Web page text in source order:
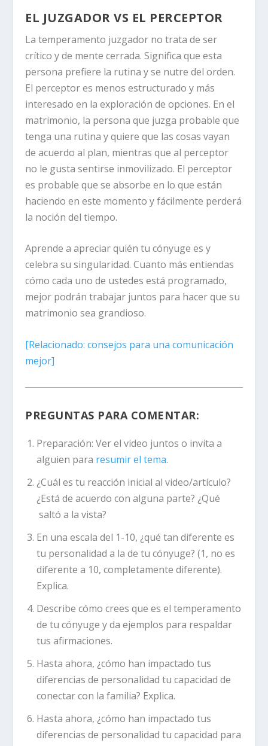
EL JUZGADOR VS EL PERCEPTOR
La temperamento juzgador no trata de ser
crítico y de mente cerrada. Significa que esta
persona prefiere la rutina y se nutre del orden.
El perceptor es menos estructurado y más
interesado en la exploración de opciones. En el
matrimonio, la persona que juzga probable que
tenga una rutina y quiere que las cosas vayan
de acuerdo al plan, mientras que al perceptor
no le gusta sentirse inmovilizado. El perceptor
es probable que se absorbe en lo que están
haciendo en este momento y fácilmente perderá
la noción del tiempo.
Aprende a apreciar quién tu cónyuge es y
celebra su singularidad. Cuanto más entiendas
cómo cada uno de ustedes está programado,
mejor podrán trabajar juntos para hacer que su
matrimonio sea grandioso.
[Relacionado:consejos para una comunicación
mejor]
PREGUNTAS PARA COMENTAR:
Preparación: Ver el video juntos o invita a
alguien para resumir el tema.
¿Cuál es tu reacción inicial al video/artículo?
¿Está de acuerdo con alguna parte? ¿Qué
saltó a la vista?
En una escala del 1-10, ¿qué tan diferente es
tu personalidad a la de tu cónyuge? (1, no es
diferente a 10, completamente diferente).
Explica.
Describe cómo crees que es el temperamento
de tu cónyuge y da ejemplos para respaldar
tus afirmaciones.
Hasta ahora, ¿cómo han impactado tus
diferencias de personalidad tu capacidad de
conectar con la familia? Explica.
Hasta ahora, ¿cómo han impactado tus
diferencias de personalidad tu capacidad para